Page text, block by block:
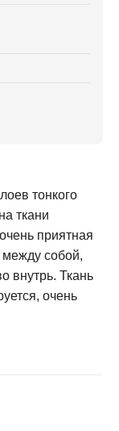
тонкого
ткани
приятная
собой,
внутрь. Ткань
очень